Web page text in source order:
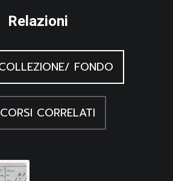
Relazioni
FONDO
CORRELATI